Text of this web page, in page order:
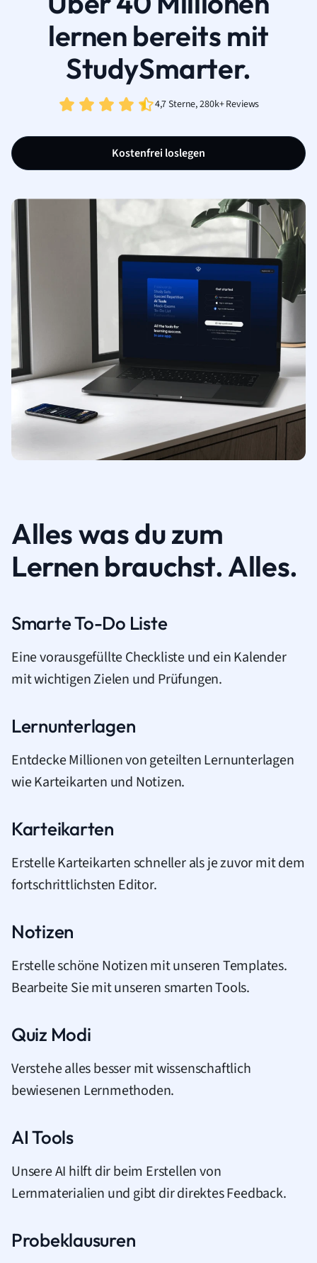
lernen bereits mit
StudySmarter.
4,7 Sterne, 280k+ Reviews
Kostenfrei loslegen
Alles was du zum
Lernen brauchst. Alles.
Smarte To-Do Liste
Eine vorausgefüllte Checkliste und ein Kalender
mit wichtigen Zielen und Prüfungen.
Lernunterlagen
Entdecke Millionen von geteilten Lernunterlagen
wie Karteikarten und Notizen.
Karteikarten
Erstelle Karteikarten schneller als je zuvor mit dem
fortschrittlichsten Editor.
Notizen
Erstelle schöne Notizen mit unseren Templates.
Bearbeite Sie mit unseren smarten Tools.
Quiz Modi
Verstehe alles besser mit wissenschaftlich
bewiesenen Lernmethoden.
AI Tools
Unsere AI hilft dir beim Erstellen von
Lernmaterialien und gibt dir direktes Feedback.
Probeklausuren